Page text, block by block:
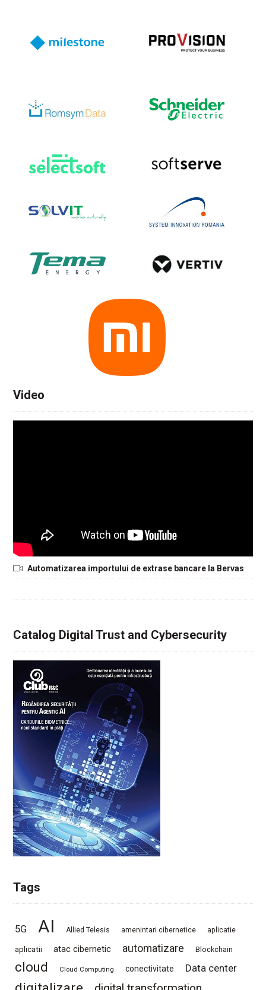
Video
Automatizarea importului de extrase bancare la Bervas
Catalog Digital Trust and Cybersecurity
Tags
5G AI Allied Telesis amenintari cibernetice aplicatie
aplicatii atac cibernetic automatizare Blockchain
cloud Cloud Computing conectivitate Data center